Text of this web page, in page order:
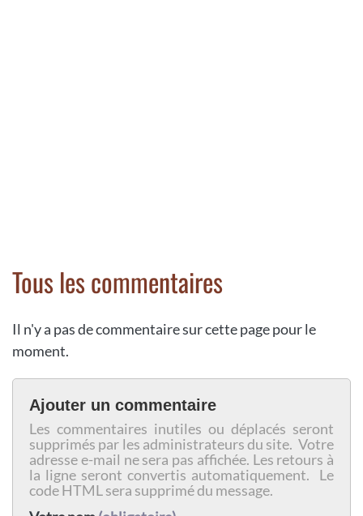
Tous les commentaires
Il n'y a pas de commentaire sur cette page pour le
moment.
Ajouter un commentaire
Les commentaires inutiles ou déplacés seront
supprimés par les administrateurs du site. Votre
adresse e-mail ne sera pas affichée. Les retours à
la ligne seront convertis automatiquement. Le
code HTML sera supprimé du message.